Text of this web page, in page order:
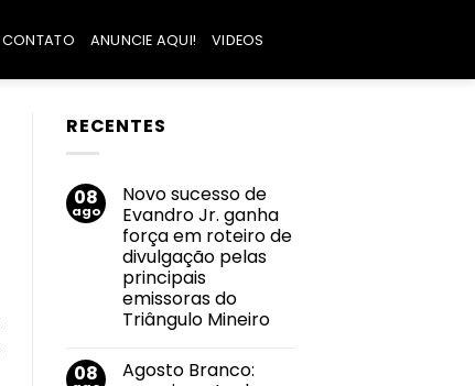
CONTATO ANUNCIE AQUI! VIDEOS
RECENTES
08
ago
Novo sucesso de
Evandro Jr. ganha
força em roteiro de
divulgação pelas
principais
emissoras do
Triângulo Mineiro
em
08
Agosto Branco: